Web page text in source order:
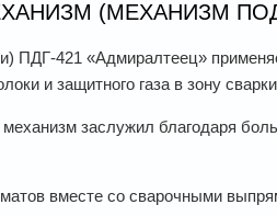
(МЕХАНИЗМ
421 «Адмиралтеец»
и защитного газа в зону
заслужил благодаря
вместе со сварочными